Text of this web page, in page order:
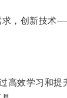
，创新技术
效学习和提